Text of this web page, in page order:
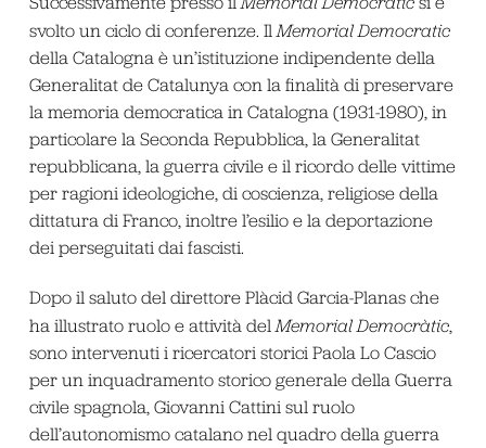
svolto un ciclo di conferenze. IlMemorial Democratic
della Catalogna è un’istituzione indipendente della
Generalitat de Catalunya con la finalità di preservare
la memoria democratica in Catalogna (1931-1980), in
particolare la Seconda Repubblica, la Generalitat
repubblicana, la guerra civile e il ricordo delle vittime
per ragioni ideologiche, di coscienza, religiose della
dittatura di Franco, inoltre l’esilio e la deportazione
dei perseguitati dai fascisti.
Dopo il saluto del direttore Plàcid Garcia-Planas che
ha illustrato ruolo e attività del Memorial Democràtic,
sono intervenuti i ricercatori storici Paola Lo Cascio
per un inquadramento storico generale della Guerra
civile spagnola, Giovanni Cattini sul ruolo
dell’autonomismo catalano nel quadro della guerra